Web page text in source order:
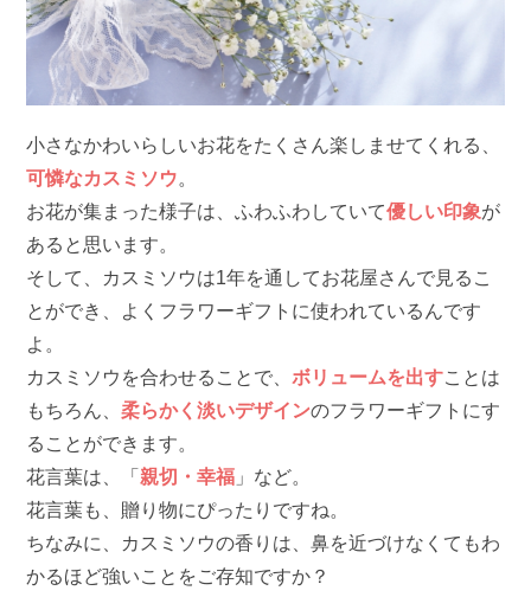
小さなかわいらしいお花をたくさん楽しませてくれる、
可憐なカスミソウ。
お花が集まった様子は、ふわふわしていて優しい印象が
あると思います。
そして、カスミソウは1年を通してお花屋さんで見るこ
とができ、よくフラワーギフトに使われているんです
よ。
カスミソウを合わせることで、 ボリュームを出すことは
もちろん、柔らかく淡いデザインのフラワーギフトにす
ることができます。
花言葉は、「 親切・幸福 」など。
花言葉も、贈り物にぴったりですね。
ちなみに、カスミソウの香りは、鼻を近づけなくてもわ
かるほど強いことをご存知ですか？